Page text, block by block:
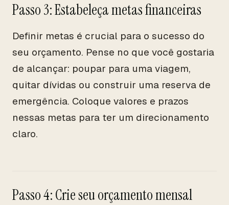
Passo 3: Estabeleça metas financeiras
Definir metas é crucial para o sucesso do
seu orçamento. Pense no que você gostaria
de alcançar: poupar para uma viagem,
quitar dívidas ou construir uma reserva de
emergência. Coloque valores e prazos
nessas metas para ter um direcionamento
claro.
Passo 4: Crie seu orçamento mensal